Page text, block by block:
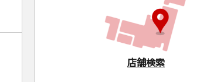
店舗検索